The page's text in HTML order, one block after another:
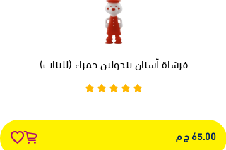
فرشاة أسنان بندولين حمراء (للبنات)
65.00 ج م